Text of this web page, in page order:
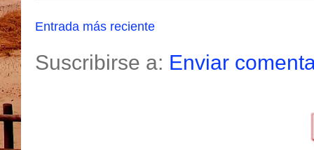
Entrada más reciente
Suscribirse a: Enviar